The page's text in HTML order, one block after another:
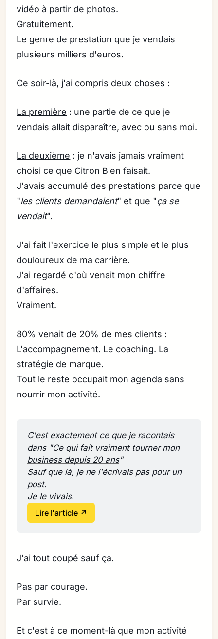
vidéo à partir de photos.
Gratuitement.
Le genre de prestation que je vendais
plusieurs milliers d'euros.
Ce soir-là, j'ai compris deux choses :
La première : une partie de ce que je
vendais allait disparaître, avec ou sans moi.
La deuxième : je n'avais jamais vraiment
choisi ce que Citron Bien faisait.
J'avais accumulé des prestations parce que
"les clients demandaient" et que "ça se
vendait".
J'ai fait l'exercice le plus simple et le plus
douloureux de ma carrière.
J'ai regardé d'où venait mon chiffre
d'affaires.
Vraiment.
80% venait de 20% de mes clients :
L'accompagnement. Le coaching. La
stratégie de marque.
Tout le reste occupait mon agenda sans
nourrir mon activité.
C'est exactement ce que je racontais
dans "Ce qui fait vraiment tourner mon
business depuis 20 ans"
Sauf que là, je ne l'écrivais pas pour un
post.
Je le vivais.
Lire l'article ↗
J'ai tout coupé sauf ça.
Pas par courage.
Par survie.
Et c'est à ce moment-là que mon activité